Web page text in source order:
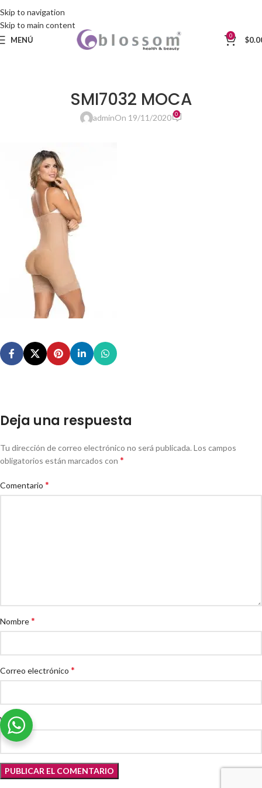
Skip to navigation
Skip to main content
MENÚ 0 $
SMI7032 MOCA
adminOn 19/11/2020 0
Deja una respuesta
Tu dirección de correo electrónico no será publicada. Los campos
obligatorios están marcados con *
Comentario *
Nombre*
Correo electrónico *
Web